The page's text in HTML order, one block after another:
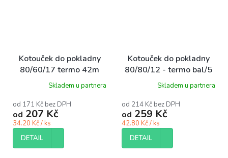
Kotouček do pokladny
80/60/17 termo 42m
ba1/5 ks
Skladem u partnera
od 171 Kč bez DPH
od 207 Kč
34.20 Kč / ks
DETAIL
Kotouček do pokladny
80/80/12 - termo bal/5
ks 75m ideal pack®
Skladem u partnera
od 214 Kč bez DPH
od 259 Kč
42.80 Kč / ks
DETAIL